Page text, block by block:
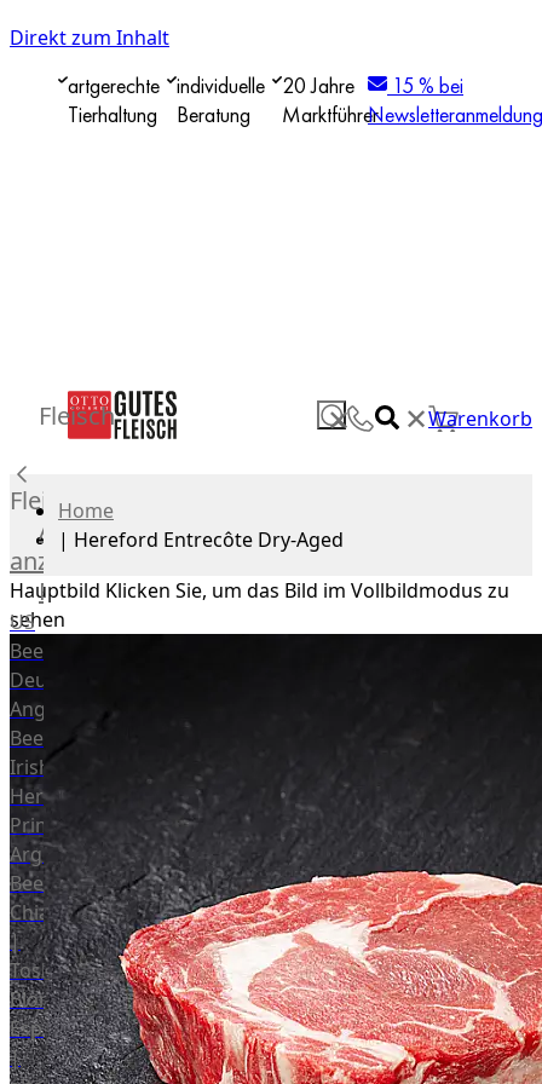
Direkt zum Inhalt
artgerechte
Tierhaltung
individuelle
Beratung
20 Jahre
Marktführer
15 % bei
Newsletteranmeldung
✕ ✕Warenkorb
Fleisch
Fleisch
Alle
anzeigen
Rind
US
Beef
Deutsches
Angus
Beef
Irish
Hereford
Prime
Argentina
Beef
Chianina
|
Toskana
Blonda
Espanola
|
Home
| Hereford Entrecôte Dry-Aged
Hauptbild Klicken Sie, um das Bild im Vollbildmodus zu
sehen